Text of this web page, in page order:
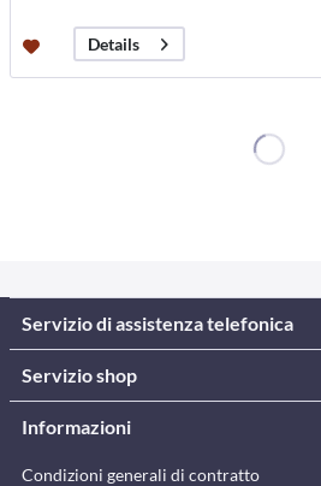
Details
Servizio di assistenza telefonica
Servizio shop
Informazioni
Condizioni generali di contratto